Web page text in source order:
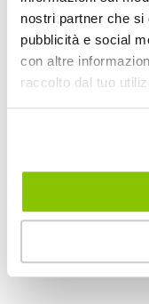
nostri partner che si
pubblicità e social
con altre
raccolto dal tuo
soffitto - BALZAC
BALZAC
19,95 €